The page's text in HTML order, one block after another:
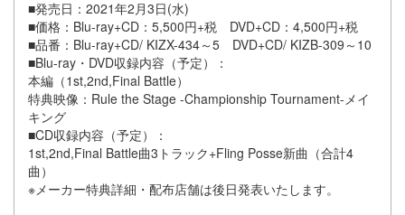
■発売日：2021年2月3日(水)
■価格：Blu-ray+CD：5,500円+税 DVD+CD：4,500円+税
■品番：Blu-ray+CD/ KIZX-434～5 DVD+CD/ KIZB-309～10
■Blu-ray・DVD収録内容（予定）：
本編（1st,2nd,Final Battle）
特典映像：Rule the Stage -Championship Tournament-メイ
キング
■CD収録内容（予定）：
1st,2nd,Final Battle曲3トラック+Fling Posse新曲（合計4
曲）
※メーカー特典詳細・配布店舗は後日発表いたします。